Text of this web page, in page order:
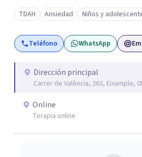
ocurriendo y facilitar herramientas
mayor equilibrio y bienestar. La
un entorno confidencial y tranquilo,
las necesidades de cada proceso terapéutico.
el trauma, la depresión y otros retos
como procesos de crecimiento
respetuoso, humano y orientado a
TDAH Ansiedad Niños y
Teléfono WhatsApp
Dirección principal
Carrer de València, 263, Eixample,
Online
Terapia online